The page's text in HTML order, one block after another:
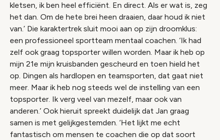
kletsen, ik ben heel efficiënt. En direct. Als er wat is, zeg
het dan. Om de hete brei heen draaien, daar houd ik niet
van.’ Die karaktertrek sluit mooi aan op zijn droomklus:
een professioneel sportteam mentaal coachen. ‘Ik had
zelf ook graag topsporter willen worden. Maar ik heb op
mijn 21e mijn kruisbanden gescheurd en toen hield het
op. Dingen als hardlopen en teamsporten, dat gaat niet
meer. Maar ik heb nog steeds wel de instelling van een
topsporter. Ik verg veel van mezelf, maar ook van
anderen.’ Ook hieruit spreekt duidelijk dat Jan graag
samen is met gelijkgestemden. ‘Het lijkt me echt
fantastisch om mensen te coachen die op dat soort